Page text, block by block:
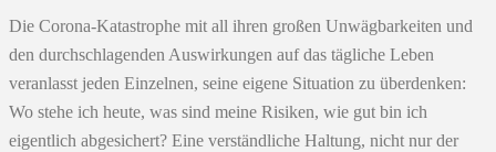
Die Corona-Katastrophe mit all ihren großen Unwägbarkeiten und
den durchschlagenden Auswirkungen auf das tägliche Leben
veranlasst jeden Einzelnen, seine eigene Situation zu überdenken:
Wo stehe ich heute, was sind meine Risiken, wie gut bin ich
eigentlich abgesichert? Eine verständliche Haltung, nicht nur der